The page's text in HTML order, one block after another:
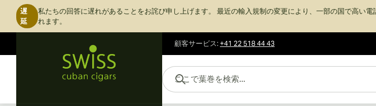
遅
延
私たちの回答に遅れがあることをお詫び申し上げます。 最近の輸入規制の変更により、一部の国で高い
れます。
顧客サービス:+41 22 518 44 43
コンテンツにスキップ
ここで葉巻を検索...